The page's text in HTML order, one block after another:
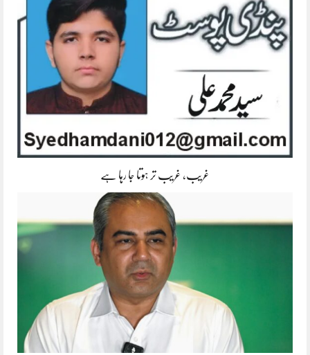
غریب، غریب تر ہوتا جا رہا ہے